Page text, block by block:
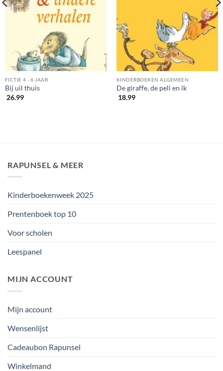
FICTIE 4 - 6 JAAR
Bij uil thuis
26.99
KINDERBOEKEN ALGEMEEN
De giraffe, de peli en ik
18.99
RAPUNSEL & MEER
Kinderboekenweek 2025
Prentenboek top 10
Voor scholen
Leespanel
MIJN ACCOUNT
Mijn account
Wensenlijst
Cadeaubon Rapunsel
Winkelmand